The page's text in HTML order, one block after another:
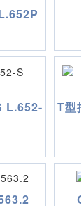
L.652-
T型